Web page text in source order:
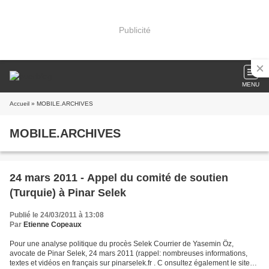
Publicité
MENU
Accueil » MOBILE.ARCHIVES
MOBILE.ARCHIVES
24 mars 2011 - Appel du comité de soutien
(Turquie) à Pinar Selek
Publié le 24/03/2011 à 13:08
Par Etienne Copeaux
Pour une analyse politique du procès Selek Courrier de Yasemin Öz,
avocate de Pinar Selek, 24 mars 2011 (rappel: nombreuses informations,
textes et vidéos en français sur pinarselek.fr . C onsultez également le site